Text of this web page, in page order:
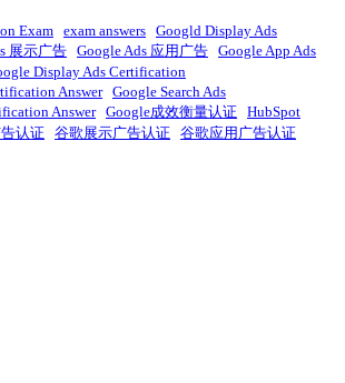
Exam exam answers Googld Display Ads
展示广告 Google Ads 应用广告 Google App Ads
Display Ads Certification
Answer Google Search Ads
Answer Google成效衡量认证 HubSpot
认证 谷歌展示广告认证 谷歌应用广告认证